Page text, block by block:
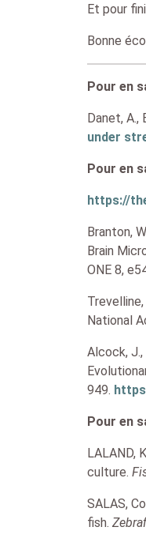
Et pour
Bonne
Pour en
Danet, A.,
under
Pour en
https://
Branton,
Brain
ONE 8,
National
Alcock,
949.
Pour en
LALAND,
culture.
SALAS,
fish.